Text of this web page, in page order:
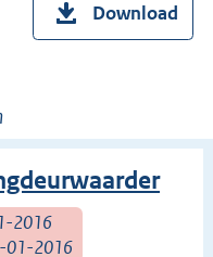
Download
2016
01-2016